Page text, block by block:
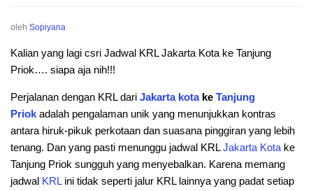
oleh Sopiyana
Kalian yang lagi csri Jadwal KRL Jakarta Kota ke Tanjung
Priok…. siapa aja nih!!!
Perjalanan dengan KRL dari Jakarta kotake Tanjung
Priok adalah pengalaman unik yang menunjukkan kontras
antara hiruk-pikuk perkotaan dan suasana pinggiran yang lebih
tenang. Dan yang pasti menunggu jadwal KRLJakarta Kota ke
Tanjung Priok sungguh yang menyebalkan. Karena memang
jadwal KRLini tidak seperti jalur KRL lainnya yang padat setiap